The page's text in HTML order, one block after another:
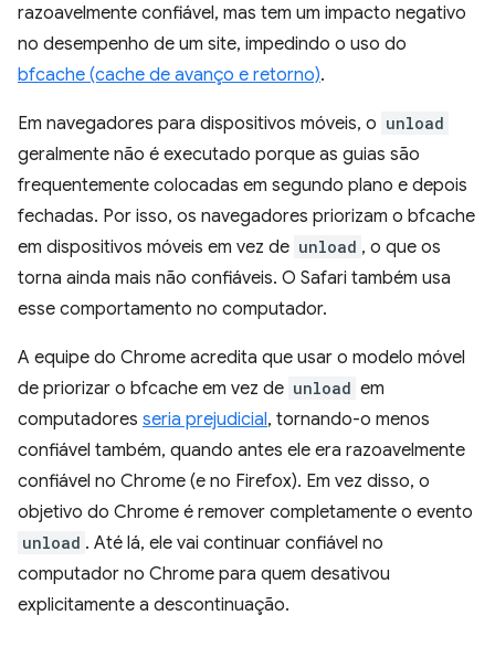
razoavelmente confiável, mas tem um impacto negativo
no desempenho de um site, impedindo o uso do
bfcache (cache de avanço e retorno).
Em navegadores para dispositivos móveis, o unload
geralmente não é executado porque as guias são
frequentemente colocadas em segundo plano e depois
fechadas. Por isso, os navegadores priorizam o bfcache
em dispositivos móveis em vez de unload , o que os
torna ainda mais não confiáveis. O Safari também usa
esse comportamento no computador.
A equipe do Chrome acredita que usar o modelo móvel
de priorizar o bfcache em vez de unload em
computadores seria prejudicial, tornando-o menos
confiável também, quando antes ele era razoavelmente
confiável no Chrome (e no Firefox). Em vez disso, o
objetivo do Chrome é remover completamente o evento
unload . Até lá, ele vai continuar confiável no
computador no Chrome para quem desativou
explicitamente a descontinuação.